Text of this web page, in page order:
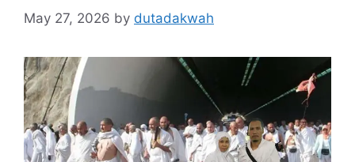
May 27, 2026 by dutadakwah